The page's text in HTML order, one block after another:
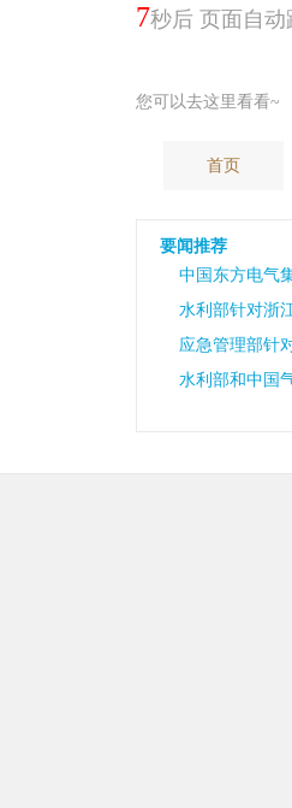
7秒后 页面自动
您可以去这里看看~
首页
要闻推荐
中国东方电气
水利部针对浙
应急管理部针
水利部和中国